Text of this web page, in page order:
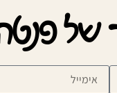
של